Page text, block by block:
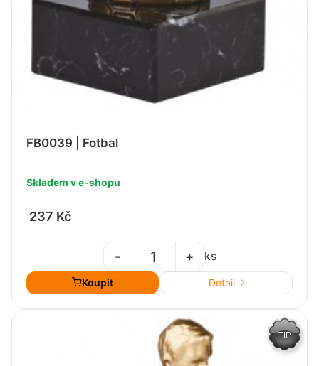
FB0039 | Fotbal
Skladem v e-shopu
237 Kč
+
- ks
Koupit Detail